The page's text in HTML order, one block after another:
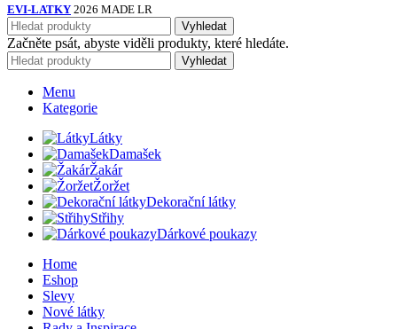
EVI-LATKY 2026 MADE LR
Vyhledat
Začněte psát, abyste viděli produkty, které hledáte.
Vyhledat
Menu
Kategorie
Látky
Damašek
Žakár
Žoržet
Dekorační látky
Střihy
Dárkové poukazy
Home
Eshop
Slevy
Nové látky